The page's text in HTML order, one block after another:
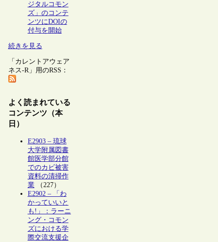
ジタルコモン
ズ」のコンテ
ンツにDOIの
付与を開始
続きを見る
「カレントアウェア
ネス-R」用のRSS：
よく読まれている
コンテンツ（本
日）
E2903 – 琉球
大学附属図書
館医学部分館
でのカビ被害
資料の清掃作
業（227）
E2902 – 「わ
かっていいと
も!」：ラーニ
ング・コモン
ズにおける学
際交流支援企